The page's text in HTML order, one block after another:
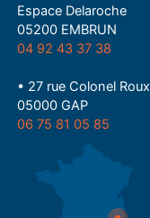
Espace Delaroche
05200 EMBRUN
04 92 43 37 38
• 27 rue Colonel Roux
05000 GAP
06 75 81 05 85